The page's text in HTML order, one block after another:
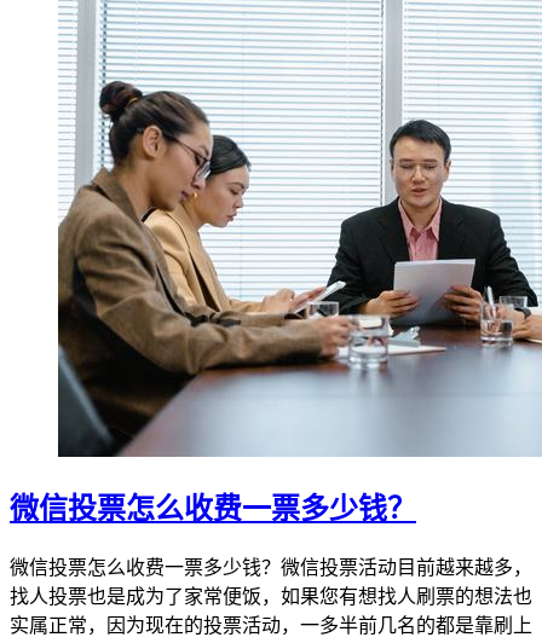
微信投票怎么收费一票多少钱？
微信投票怎么收费一票多少钱？微信投票活动目前越来越多，
找人投票也是成为了家常便饭，如果您有想找人刷票的想法也
实属正常，因为现在的投票活动，一多半前几名的都是靠刷上